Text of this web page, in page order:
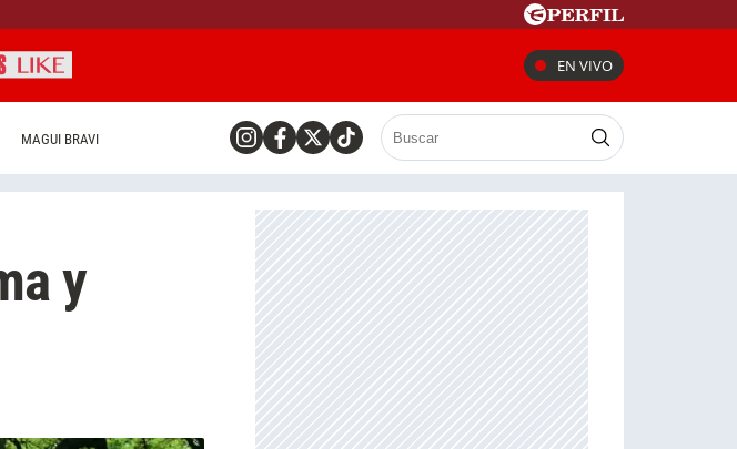
EN VIVO
MAGUI BRAVI
y